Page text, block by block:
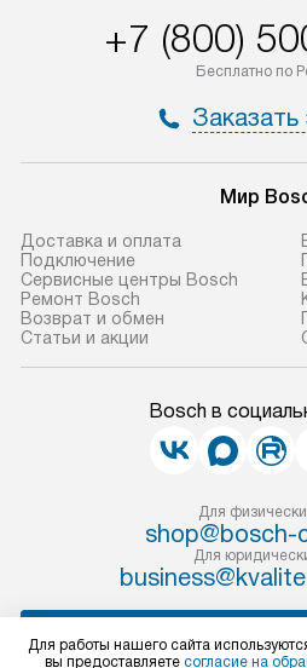
+7 (800)
Бесплатно по
Заказать
Мир
Доставка и оплата
Подключение
Сервисные центры Bosch
Ремонт Bosch
Возврат и обмен
Статьи и акции
Bosch в
Для
shop@bosch-
Для
Для работы нашего сайта
вы предоставляете согласие на